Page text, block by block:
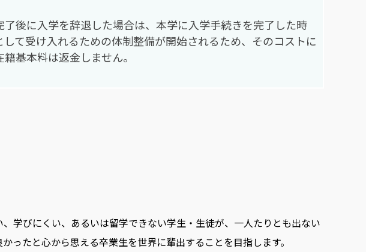
了後に入学を辞退した場合は、本学に入学手続きを完了した時
して受け入れるための体制整備が開始されるため、そのコストに
基本料は返金しません。
学びにくい、あるいは留学できない学生・生徒が、一人たりとも出ない
ったと心から思える卒業生を世界に輩出することを目指します。